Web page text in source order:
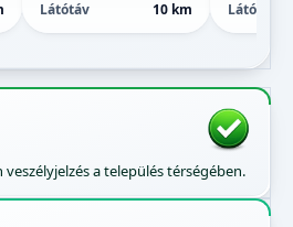
Látótáv
10 km
Látótáv
veszélyjelzés a település térségében.